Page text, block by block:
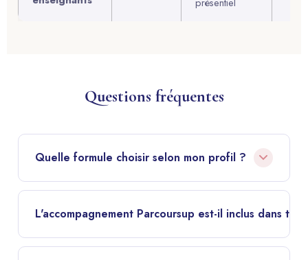
Questions fréquentes
Quelle formule choisir selon mon profil ?
IFSI Digital: idéal si vous êtes autonome, que vous
travaillez en parallèle ou que vous souhaitez un accès
flexible toute l'année.
L'accompagnement Parcoursup est-il inclus dans
Non, l'accompagnement Parcoursup est inclus dans